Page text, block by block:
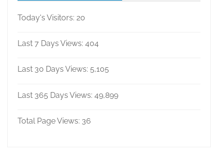
Today's Visitors: 20
Last 7 Days Views: 404
Last 30 Days Views: 5,105
Last 365 Days Views: 49,899
Total Page Views: 36